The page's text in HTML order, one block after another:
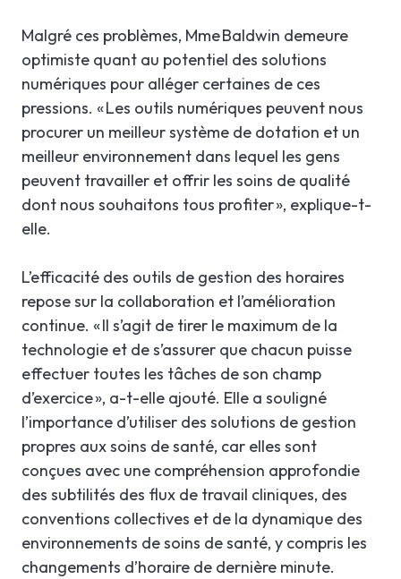
Malgré ces problèmes, Mme Baldwin demeure
optimiste quant au potentiel des solutions
numériques pour alléger certaines de ces
pressions. « Les outils numériques peuvent nous
procurer un meilleur système de dotation et un
meilleur environnement dans lequel les gens
peuvent travailler et offrir les soins de qualité
dont nous souhaitons tous profiter », explique-t-
elle.
L’efficacité des outils de gestion des horaires
repose sur la collaboration et l’amélioration
continue. « Il s’agit de tirer le maximum de la
technologie et de s’assurer que chacun puisse
effectuer toutes les tâches de son champ
d’exercice », a-t-elle ajouté. Elle a souligné
l’importance d’utiliser des solutions de gestion
propres aux soins de santé, car elles sont
conçues avec une compréhension approfondie
des subtilités des flux de travail cliniques, des
conventions collectives et de la dynamique des
environnements de soins de santé, y compris les
changements d’horaire de dernière minute.